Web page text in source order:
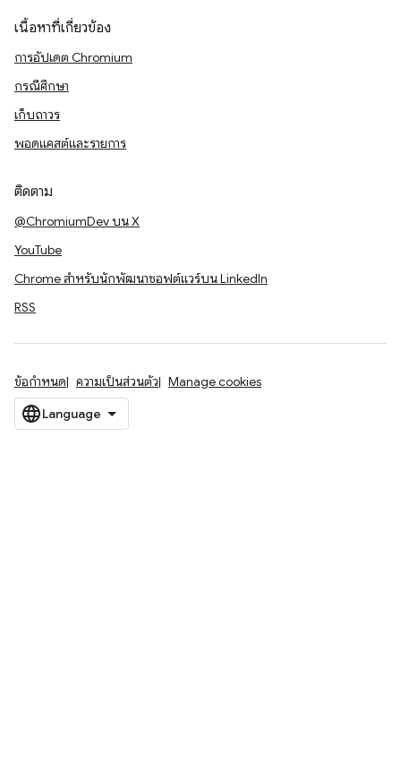
เนื้อหาที่เกี่ยวข้อง
การอัปเดต Chromium
กรณีศึกษา
เก็บถาวร
พอดแคสต์และรายการ
ติดตาม
@ChromiumDev บน X
YouTube
Chrome สำหรับนักพัฒนาซอฟต์แวร์บน LinkedIn
RSS
ข้อกำหนด ความเป็นส่วนตัว Manage cookies